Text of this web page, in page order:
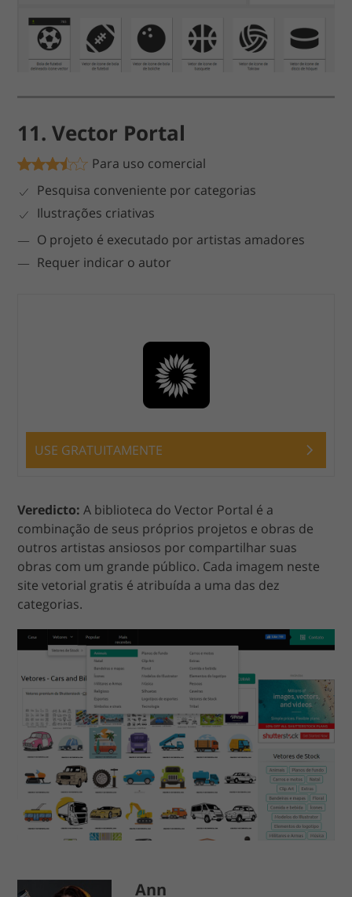
11. Vector Portal
Para uso comercial
Pesquisa conveniente por categorias
Ilustrações criativas
O projeto é executado por artistas amadores
Requer indicar o autor
USE GRATUITAMENTE
Veredicto: A biblioteca do Vector Portal é a
combinação de seus próprios projetos e obras de
outros artistas ansiosos por compartilhar suas
obras com um grande público. Cada imagem neste
site vetorial gratis é atribuída a uma das dez
categorias.
Ann